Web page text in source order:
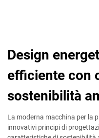
Design
efficiente con
sostenibilità
La moderna macchina per la
innovativi principi di